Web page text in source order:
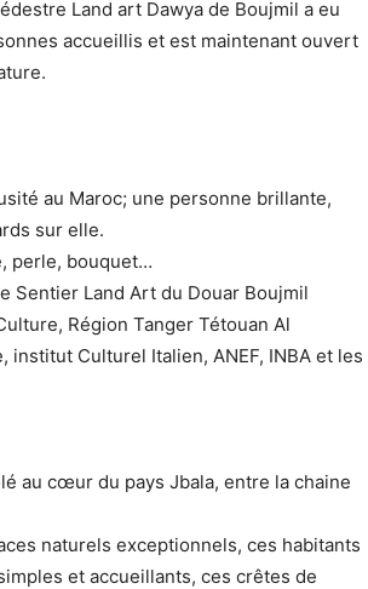
Land art Dawya de Boujmil a eu
accueillis et est maintenant ouvert
au Maroc; une personne brillante,
sur elle.
perle, bouquet…
Sentier Land Art du Douar Boujmil
Région Tanger Tétouan Al
institut Culturel Italien, ANEF, INBA et les
au cœur du pays Jbala, entre la chaine
naturels exceptionnels, ces habitants
et accueillants, ces crêtes de